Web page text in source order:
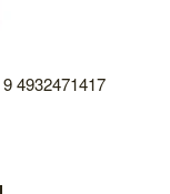
4932471417